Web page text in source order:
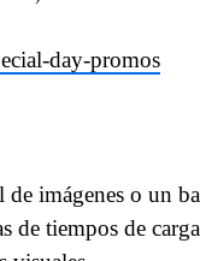
day-promos
de imágenes o un
de tiempos de